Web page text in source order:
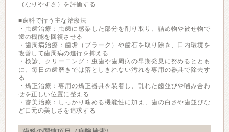
（なりやすさ）を評価する
■歯科で行う主な治療法
・虫歯治療：虫歯に感染した部分を削り取り、詰め物や被せ物で
歯の機能を回復させる
・歯周病治療：歯垢（プラーク）や歯石を取り除き、口内環境を
改善して歯周病の進行を抑える
・検診、クリーニング：虫歯や歯周病の早期発見に努めるととも
に、毎日の歯磨きでは落としきれない汚れを専用の器具で除去す
る
・矯正治療：専用の矯正器具を装着し、乱れた歯並びや噛み合わ
せを正しい位置に整える
・審美治療：しっかり噛める機能性に加え、歯の白さや歯並びな
ど口元の美しさを追求する